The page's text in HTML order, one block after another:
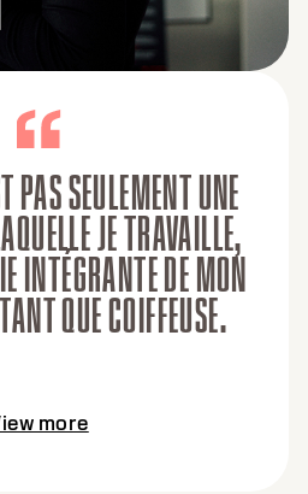
PAS SEULEMENT UNE
JE TRAVAILLE,
INTÉGRANTE DE MON
QUE COIFFEUSE.
more